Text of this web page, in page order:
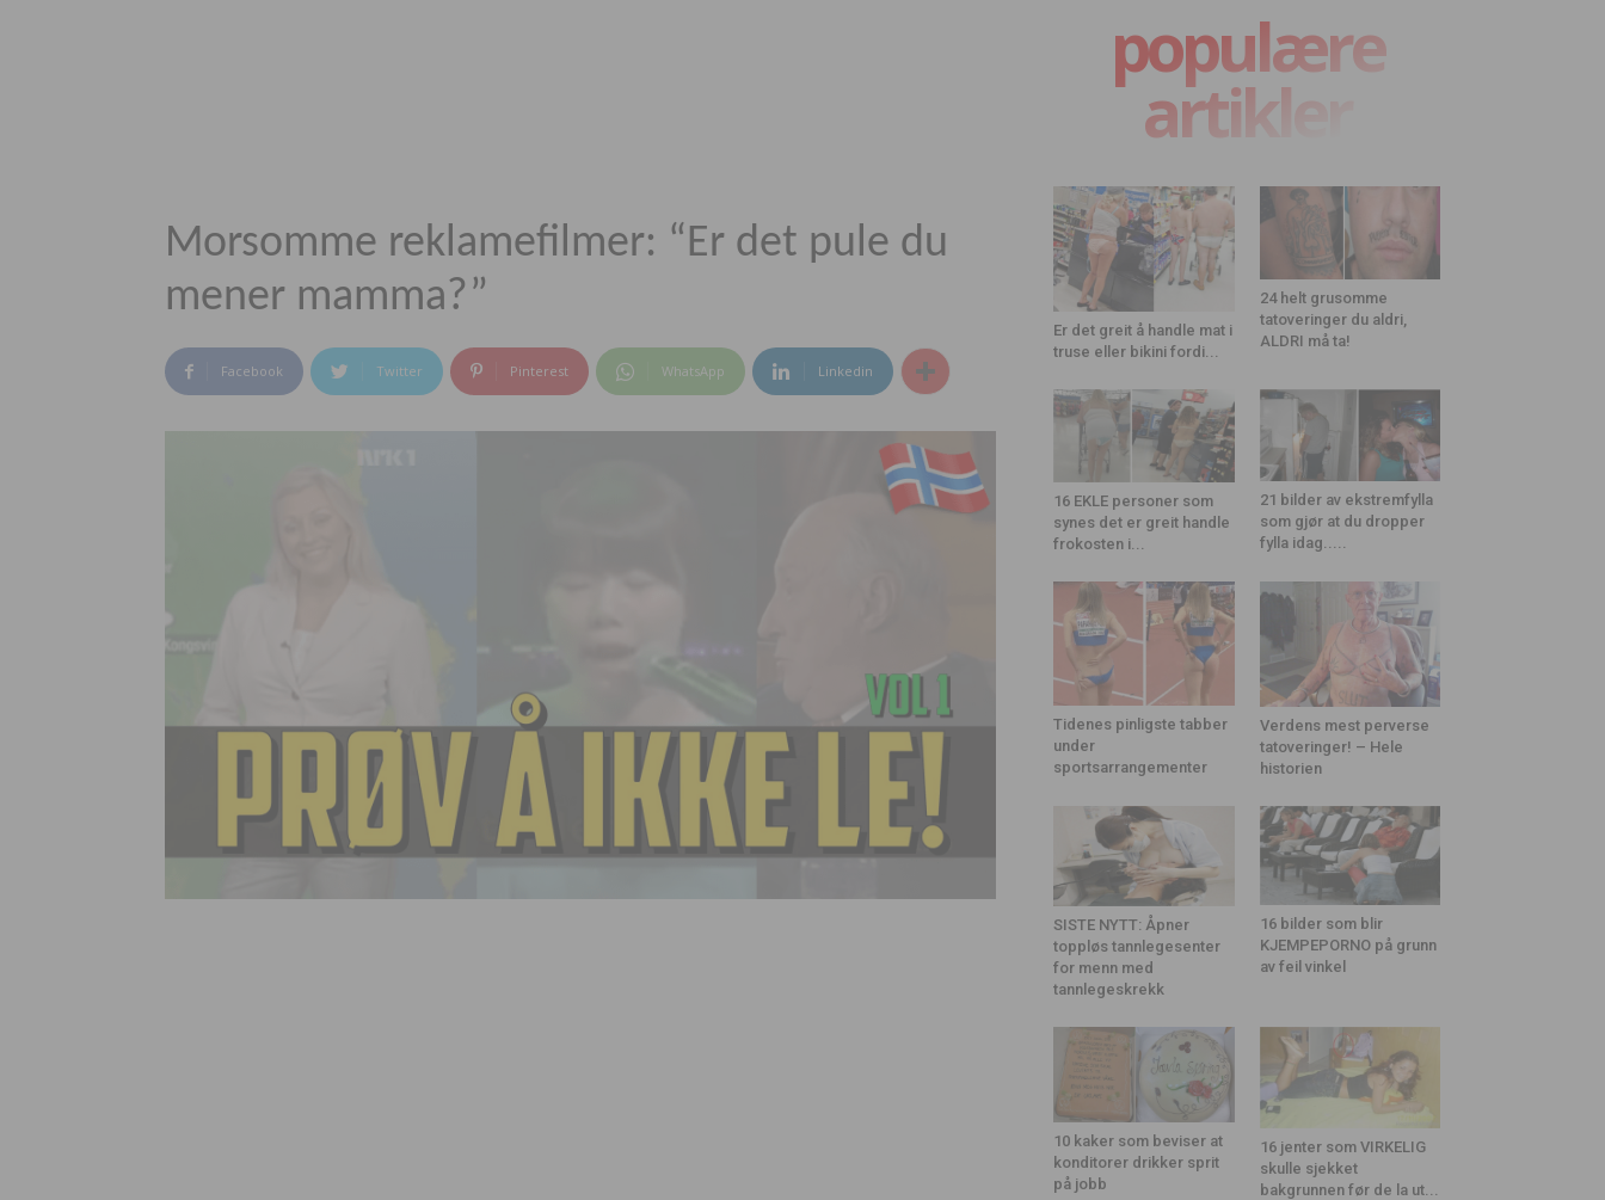
Morsomme reklamefilmer: “Er det pule du
mener mamma?”
Facebook Twitter Pinterest WhatsApp Linkedin
populære
artikler
Er det greit å handle mat i
truse eller bikini fordi...
24 helt grusomme
tatoveringer du aldri,
ALDRI må ta!
16 EKLE personer som
synes det er greit handle
frokosten i...
21 bilder av ekstremfylla
som gjør at du dropper
fylla idag.....
Tidenes pinligste tabber
under
sportsarrangementer
Verdens mest perverse
tatoveringer! – Hele
historien
SISTE NYTT: Åpner
toppløs tannlegesenter
for menn med
tannlegeskrekk
16 bilder som blir
KJEMPEPORNO på grunn
av feil vinkel
10 kaker som beviser at
konditorer drikker sprit
på jobb
16 jenter som VIRKELIG
skulle sjekket
bakgrunnen før de la ut...